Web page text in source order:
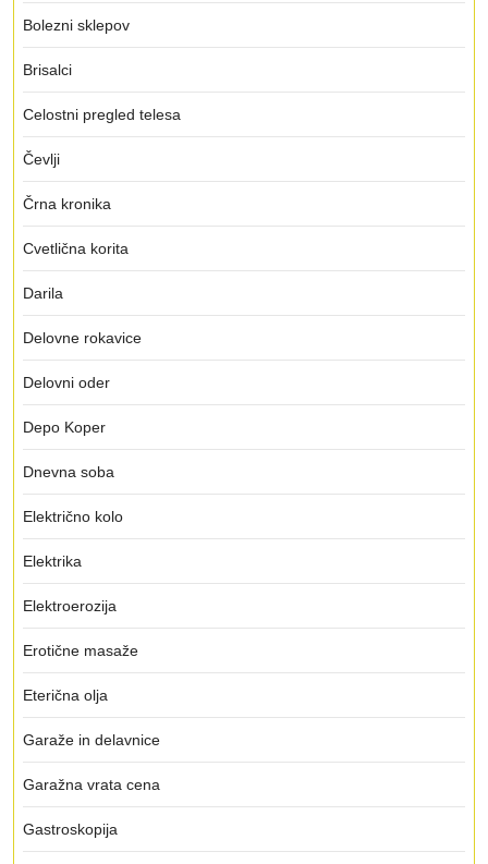
Bolezni sklepov
Brisalci
Celostni pregled telesa
Čevlji
Črna kronika
Cvetlična korita
Darila
Delovne rokavice
Delovni oder
Depo Koper
Dnevna soba
Električno kolo
Elektrika
Elektroerozija
Erotične masaže
Eterična olja
Garaže in delavnice
Garažna vrata cena
Gastroskopija